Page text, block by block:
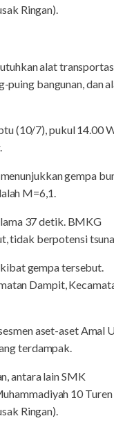
Ringan).
alat
puing bangunan, dan
(10/7), pukul 14.00
gempa
M=6,1.
37 detik. BMKG
tidak berpotensi
gempa tersebut.
Dampit,
aset-aset Amal
terdampak.
antara lain SMK
10 Turen
Ringan).